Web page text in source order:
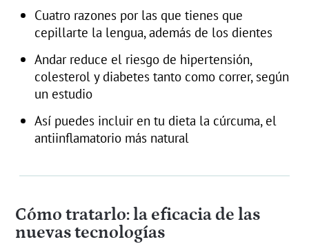
Cuatro razones por las que tienes que
cepillarte la lengua, además de los dientes
Andar reduce el riesgo de hipertensión,
colesterol y diabetes tanto como correr, según
un estudio
Así puedes incluir en tu dieta la cúrcuma, el
antiinflamatorio más natural
Cómo tratarlo: la eficacia de las
nuevas tecnologías